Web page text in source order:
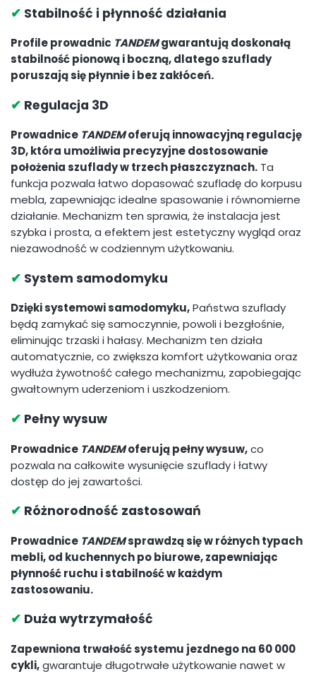
✔ Stabilność i płynność działania
Profile prowadnic TANDEMgwarantują doskonałą
stabilność pionową i boczną, dlatego szuflady
poruszają się płynnie i bez zakłóceń.
✔ Regulacja 3D
Prowadnice TANDEMoferują innowacyjnąregulację
3D, która umożliwia precyzyjne dostosowanie
położenia szuflady w trzech płaszczyznach. Ta
funkcja pozwala łatwo dopasować szufladę do korpusu
mebla, zapewniając idealne spasowanie i równomierne
działanie. Mechanizm ten sprawia, że instalacja jest
szybka i prosta, a efektem jest estetyczny wygląd oraz
niezawodność w codziennym użytkowaniu.
✔ System samodomyku
Dzięki systemowi samodomyku,Państwa szuflady
będą zamykać się samoczynnie, powoli i bezgłośnie,
eliminując trzaski i hałasy. Mechanizm ten działa
automatycznie, co zwiększa komfort użytkowania oraz
wydłuża żywotność całego mechanizmu, zapobiegając
gwałtownym uderzeniom i uszkodzeniom.
✔ Pełny wysuw
Prowadnice TANDEMoferują pełny wysuw,co
pozwala na całkowite wysunięcie szuflady i łatwy
dostęp do jej zawartości.
✔ Różnorodność zastosowań
Prowadnice TANDEMsprawdzą się w różnych typach
mebli, od kuchennych po biurowe, zapewniając
płynność ruchu i stabilność w każdym
zastosowaniu.
✔ Duża wytrzymałość
Zapewniona trwałość systemu jezdnego na 60 000
cykli,gwarantuje długotrwałe użytkowanie nawet w